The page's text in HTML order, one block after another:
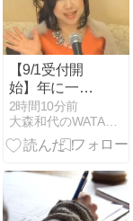
【9/1受付開
始】年に一度
の奇跡！「あ
りがとう奇跡
のプレミアム
2026」開催決
2時間10分前
大森和代のWATARASEまっせ！！